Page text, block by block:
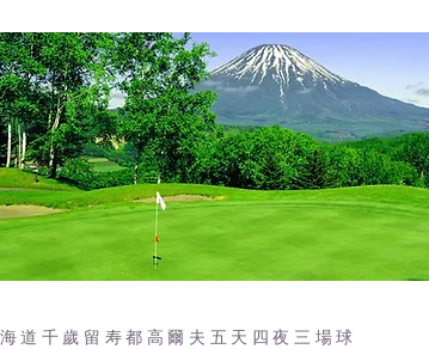
道千歲留寿都高爾夫五天四夜三場球